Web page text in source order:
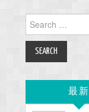
Search
for:
最新